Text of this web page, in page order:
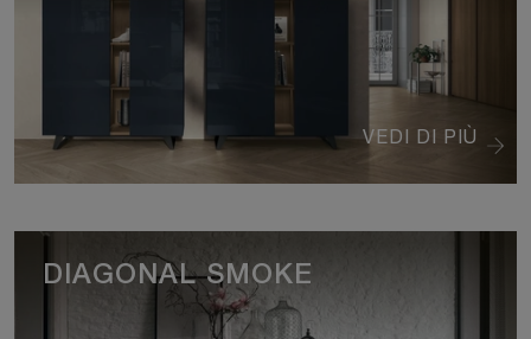
VEDI DI PIÙ
DIAGONAL SMOKE